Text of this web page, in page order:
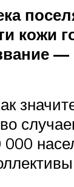
кожи
—